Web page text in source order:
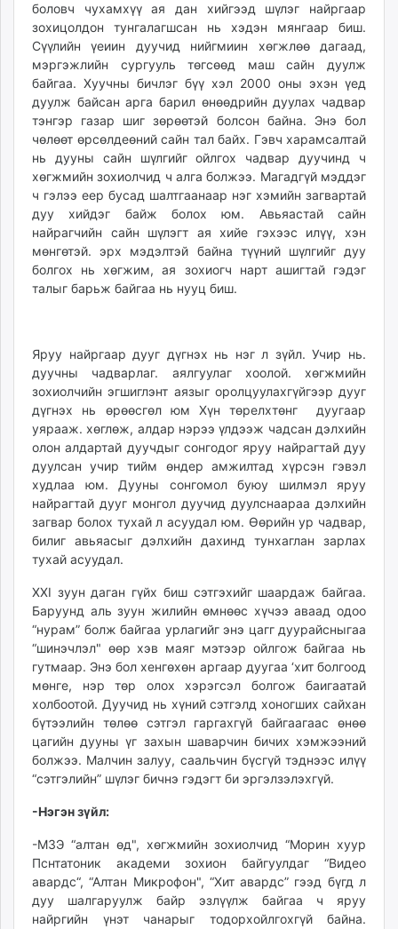
боловч чухамхүү ая дан хийгээд шүлэг найргаар
зохицолдон тунгалагшсан нь хэдэн мянгаар биш.
Сүүлийн үеиин дуучид нийгмиин хөгжлөө дагаад,
мэргэжлийн сургууль төгсөөд маш сайн дуулж
байгаа. Хуучны бичлэг бүү хэл 2000 оны эхэн үед
дуулж байсан арга барил өнөөдрийн дуулах чадвар
тэнгэр газар шиг зөрөөтэй болсон байна. Энэ бол
чөлөөт өрсөлдеөний сайн тал байх. Гэвч харамсалтай
нь дууны сайн шүлгийг ойлгох чадвар дуучинд ч
хөгжмийн зохиолчид ч алга болжээ. Магадгүй мэддэг
ч гэлээ еер бусад шалтгаанаар нэг хэмийн загвартай
дуу хийдэг байж болох юм. Авьяастай сайн
найрагчийн сайн шүлэгт ая хийе гэхээс илүү, хэн
мөнгөтэй. эрх мэдэлтэй байна түүний шүлгийг дуу
болгох нь хөгжим, ая зохиогч нарт ашигтай гэдэг
талыг барьж байгаа нь нууц биш.
Яруу найргаар дууг дүгнэх нь нэг л зүйл. Учир нь.
дуучны чадварлаг. аялгуулаг хоолой. хөгжмийн
зохиолчийн эгшиглэнт аязыг оролцуулахгүйгээр дууг
дүгнэх нь өрөөсгөл юм Хүн төрелхтөнг дуугаар
уярааж. хөглөж, алдар нэрээ үлдээж чадсан дэлхийн
олон алдартай дуучдыг сонгодог яруу найрагтай дуу
дуулсан учир тийм өндер амжилтад хүрсэн гэвэл
худлаа юм. Дууны сонгомол буюу шилмэл яруу
найрагтай дууг монгол дуучид дуулснаараа дэлхийн
загвар болох тухай л асуудал юм. Өөрийн ур чадвар,
билиг авьяасыг дэлхийн дахинд тунхаглан зарлах
тухай асуудал.
XXI зуун даган гүйх биш сэтгэхийг шаардаж байгаа.
Баруунд аль зуун жилийн өмнөөс хүчээ аваад одоо
“нурам” болж байгаа урлагийг энэ цагг дуурайсныгаа
“шинэчлэл" өөр хэв маяг мэтээр ойлгож байгаа нь
гутмаар. Энэ бол хенгөхөн аргаар дуугаа ‘хит болгоод
мөнге, нэр төр олох хэрэгсэл болгож баигаатай
холбоотой. Дуучид нь хүний сэтгэлд хоногших сайхан
бүтээлийн төлөө сэтгэл гаргахгүй байгаагаас өнөө
цагийн дууны үг захын шаварчин бичих хэмжээний
болжээ. Малчин залуу, саальчин бүсгүй тэднээс илүү
“сэтгэлийн” шүлэг бичнэ гэдэгт би эргэлзэлэхгүй.
-Нэгэн зүйл:
-МЗЭ “алтан өд", хөгжмийн зохиолчид “Морин хуур
Пснтатоник академи зохион байгуулдаг “Видео
авардс“, “Алтан Микрофон", “Хит авардс” гээд бүгд л
дуу шалгаруулж байр эзлүүлж байгаа ч яруу
найргийн үнэт чанарыг тодорхойлгохгүй байна.